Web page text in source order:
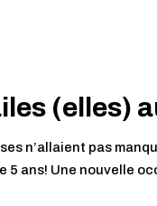
(elles)
n’allaient pas
5 ans! Une nouvelle